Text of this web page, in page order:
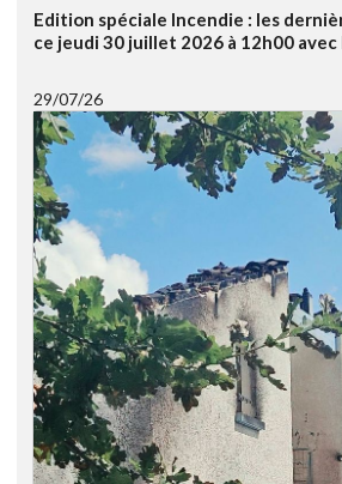
Edition spéciale Incendie : les
ce jeudi 30 juillet 2026 à 12h00
29/07/26